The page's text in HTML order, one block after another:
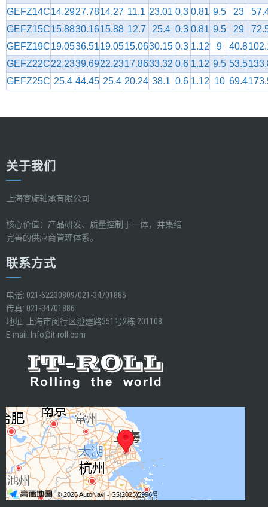
GEFZ14C14.2927.7814.27 11.1 23.01 0.3 0.81 9.5 23
GEFZ15C15.8830.1615.88 12.7 25.4 0.3 0.81 9.5 29
GEFZ19C19.0536.5119.0515.0630.15 0.3 1.12 9 40.8
GEFZ22C22.2339.6922.2317.8633.32 0.6 1.12 9.5 53.5
GEFZ25C 25.4 44.45 25.4 20.24 38.1 0.6 1.12 10 69.4
关于我们
上海睿旋轴承有限公司
核心价值：产品研发、质量控制于一体，并集结
完善的供应商管理体系。
联系方式
电话: 021-52230809/021-34701885
传真: 021-34701886
地址: 上海市闵行区澄建路351号2栋 201108
E-mail: Info@it-roll.com